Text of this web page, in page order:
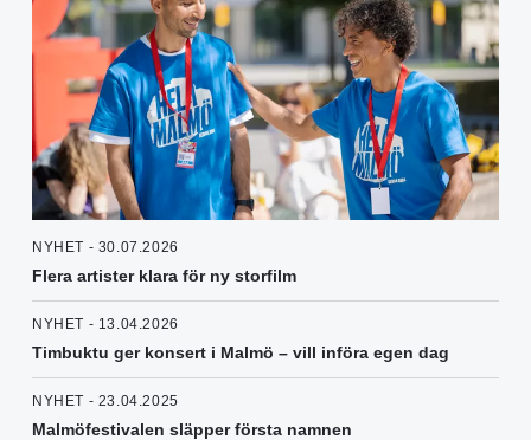
NYHET - 30.07.2026
Flera artister klara för ny storfilm
NYHET - 13.04.2026
Timbuktu ger konsert i Malmö – vill införa egen dag
NYHET - 23.04.2025
Malmöfestivalen släpper första namnen